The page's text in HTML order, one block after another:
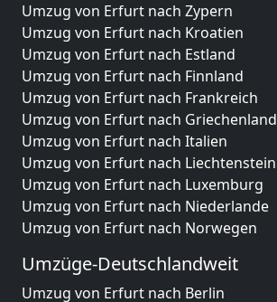
Umzug von Erfurt nach Zypern
Umzug von Erfurt nach Kroatien
Umzug von Erfurt nach Estland
Umzug von Erfurt nach Finnland
Umzug von Erfurt nach Frankreich
Umzug von Erfurt nach Griechenland
Umzug von Erfurt nach Italien
Umzug von Erfurt nach Liechtenstein
Umzug von Erfurt nach Luxemburg
Umzug von Erfurt nach Niederlande
Umzug von Erfurt nach Norwegen
Umzüge-Deutschlandweit
Umzug von Erfurt nach Berlin